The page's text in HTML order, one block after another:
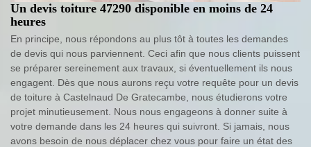
Un devis toiture 47290 disponible en moins de 24
heures
En principe, nous répondons au plus tôt à toutes les demandes
de devis qui nous parviennent. Ceci afin que nous clients puissent
se préparer sereinement aux travaux, si éventuellement ils nous
engagent. Dès que nous aurons reçu votre requête pour un devis
de toiture à Castelnaud De Gratecambe, nous étudierons votre
projet minutieusement. Nous nous engageons à donner suite à
votre demande dans les 24 heures qui suivront. Si jamais, nous
avons besoin de nous déplacer chez vous pour faire un état des